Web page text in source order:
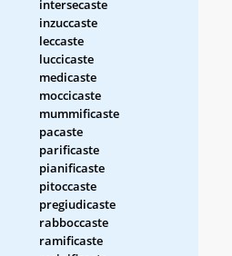
intersecaste
inzuccaste
leccaste
luccicaste
medicaste
moccicaste
mummificaste
pacaste
parificaste
pianificaste
pitoccaste
pregiudicaste
rabboccaste
ramificaste